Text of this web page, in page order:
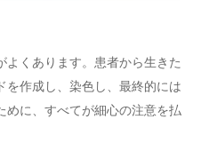
くあります。患者から生きた
を作成し、染色し、最終的には
めに、すべてが細心の注意を払